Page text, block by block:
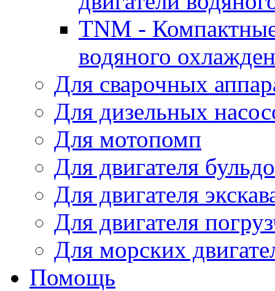
TNM -
водяного
Для сварочных
Для дизельных
Для мотопомп
Для двигателя
Для двигателя
Для двигателя
Для морских
Помощь